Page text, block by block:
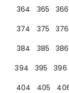
364
365 366
374
375 376
384
385 386
394
395 396
404
405